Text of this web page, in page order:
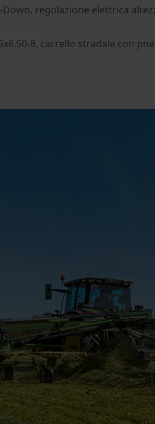
regolazione elettrica
8, carrello stradale con